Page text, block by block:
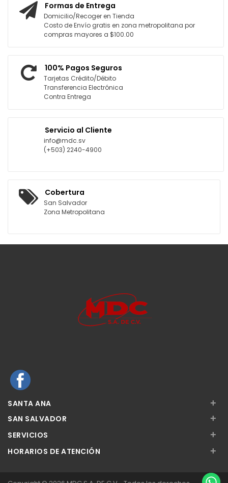
Formas de Entrega
Domicilio/Recoger en Tienda
Costo de Envío gratis en zona metropolitana por
compras mayores a $100.00
100% Pagos Seguros
Tarjetas Crédito/Débito
Transferencia Electrónica
Contra Entrega
Servicio al Cliente
info@mdc.sv
(+503) 2240-4900
Cobertura
San Salvador
Zona Metropolitana
SANTA ANA +
SAN SALVADOR +
SERVICIOS +
HORARIOS DE ATENCIÓN +